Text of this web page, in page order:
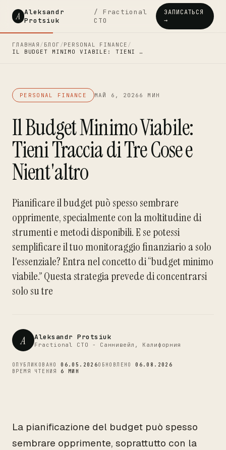
A Aleksandr
Protsiuk
/ Fractional
CTO
ЗАПИСАТЬСЯ
→
ГЛАВНАЯ / БЛОГ /PERSONAL FINANCE /
IL BUDGET MINIMO VIABILE: TIENI …
PERSONAL FINANCE МАЙ 6, 2026 6 МИН
Il Budget Minimo Viabile:
Tieni Traccia di Tre Cose e
Nient'altro
Pianificare il budget può spesso sembrare
opprimente, specialmente con la moltitudine di
strumenti e metodi disponibili. E se potessi
semplificare il tuo monitoraggio finanziario a solo
l'essenziale? Entra nel concetto di “budget minimo
viabile.” Questa strategia prevede di concentrarsi
solo su tre
A Aleksandr Protsiuk
Fractional CTO - Саннивейл, Калифорния
ОПУБЛИКОВАНО06.05.2026ОБНОВЛЕНО06.08.2026
ВРЕМЯ ЧТЕНИЯ 6 МИН
La pianificazione del budget può spesso
sembrare opprimente, soprattutto con la